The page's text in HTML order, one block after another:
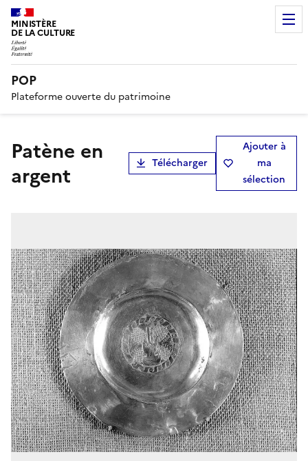
MINISTÈRE
DE LA CULTURE
POP
Plateforme ouverte du patrimoine
Patène en
argent
Télécharger
Ajouter à
ma
sélection